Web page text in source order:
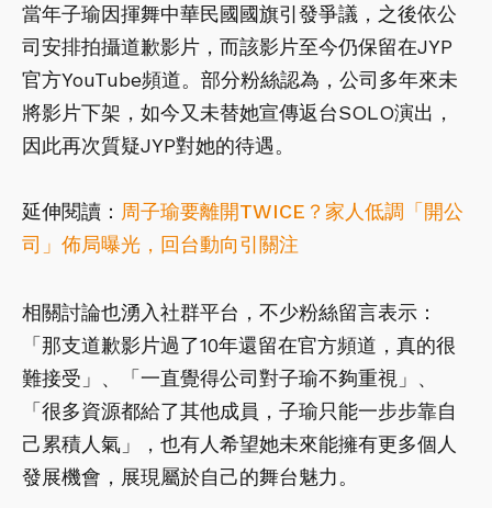
當年子瑜因揮舞中華民國國旗引發爭議，之後依公
司安排拍攝道歉影片，而該影片至今仍保留在JYP
官方YouTube頻道。部分粉絲認為，公司多年來未
將影片下架，如今又未替她宣傳返台SOLO演出，
因此再次質疑JYP對她的待遇。
延伸閱讀： 周子瑜要離開TWICE？家人低調「開公
司」佈局曝光，回台動向引關注
相關討論也湧入社群平台，不少粉絲留言表示：
「那支道歉影片過了10年還留在官方頻道，真的很
難接受」、「一直覺得公司對子瑜不夠重視」、
「很多資源都給了其他成員，子瑜只能一步步靠自
己累積人氣」，也有人希望她未來能擁有更多個人
發展機會，展現屬於自己的舞台魅力。